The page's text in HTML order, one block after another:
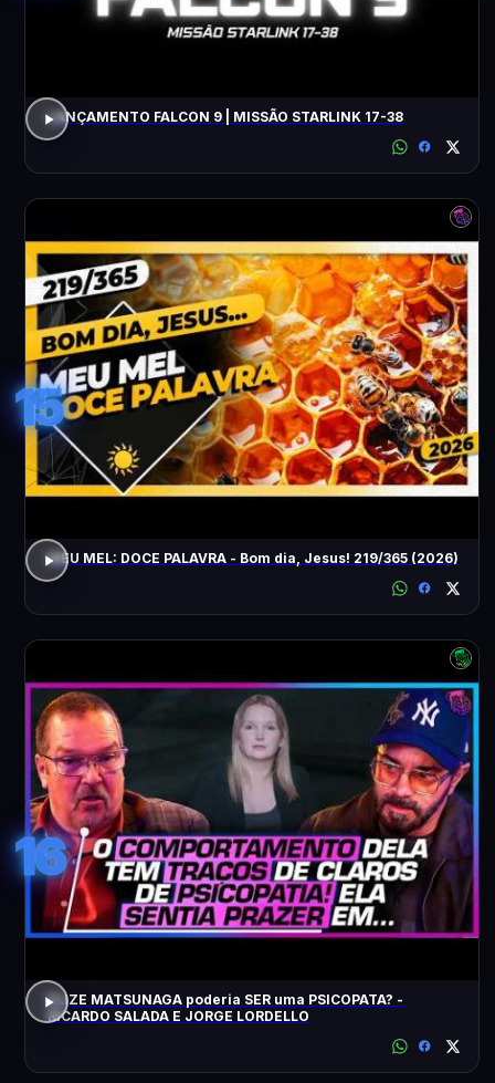
LANÇAMENTO FALCON 9 | MISSÃO STARLINK 17-38
15
MEU MEL: DOCE PALAVRA - Bom dia, Jesus! 219/365 (2026)
16
ELIZE MATSUNAGA poderia SER uma PSICOPATA? -
RICARDO SALADA E JORGE LORDELLO